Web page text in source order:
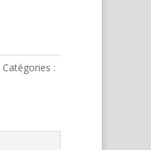
Catégories :